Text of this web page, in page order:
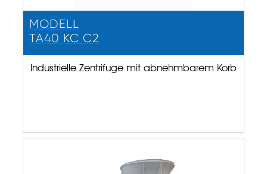
MODELL
TA40 KC C2
Industrielle Zentrifuge mit abnehmbarem Korb